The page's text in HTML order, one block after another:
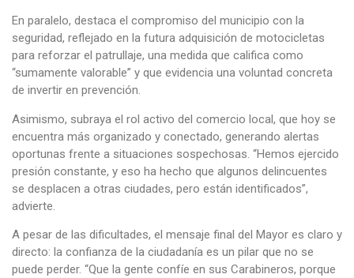
En paralelo, destaca el compromiso del municipio con la
seguridad, reflejado en la futura adquisición de motocicletas
para reforzar el patrullaje, una medida que califica como
“sumamente valorable” y que evidencia una voluntad concreta
de invertir en prevención.
Asimismo, subraya el rol activo del comercio local, que hoy se
encuentra más organizado y conectado, generando alertas
oportunas frente a situaciones sospechosas. “Hemos ejercido
presión constante, y eso ha hecho que algunos delincuentes
se desplacen a otras ciudades, pero están identificados”,
advierte.
A pesar de las dificultades, el mensaje final del Mayor es claro y
directo: la confianza de la ciudadanía es un pilar que no se
puede perder. “Que la gente confíe en sus Carabineros, porque